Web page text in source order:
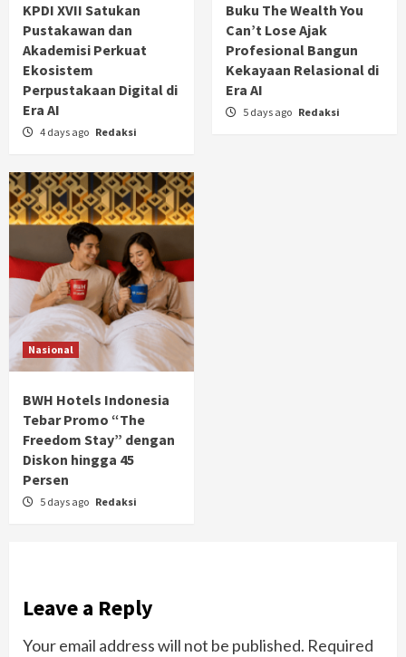
KPDI XVII Satukan
Pustakawan dan
Akademisi Perkuat
Ekosistem
Perpustakaan Digital di
Era AI
4 days ago Redaksi
Buku The Wealth You
Can’t Lose Ajak
Profesional Bangun
Kekayaan Relasional di
Era AI
5 days ago Redaksi
Nasional
BWH Hotels Indonesia
Tebar Promo “The
Freedom Stay” dengan
Diskon hingga 45
Persen
5 days ago Redaksi
Leave a Reply
Your email address will not be published. Required